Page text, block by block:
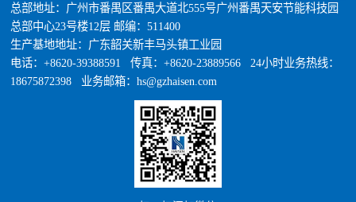
总部地址：广州市番禺区番禺大道北555号广州番禺天安节能科技园
总部中心23号楼12层 邮编：511400
生产基地地址：广东韶关新丰马头镇工业园
电话：+8620-39388591 传真：+8620-23889566 24小时业务热线：
18675872398 业务邮箱：hs@gzhaisen.com